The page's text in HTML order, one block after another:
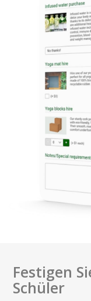
Festigen
Schüler